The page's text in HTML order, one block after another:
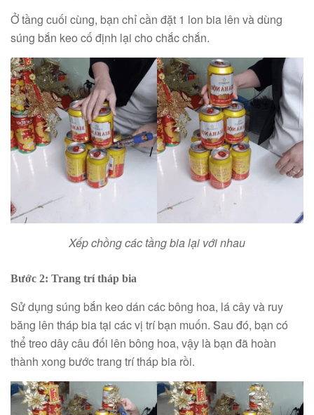
Ở tầng cuối cùng, bạn chỉ cần đặt 1 lon bia lên và dùng
súng bắn keo cố định lại cho chắc chắn.
Xếp chồng các tầng bia lại với nhau
Bước 2: Trang trí tháp bia
Sử dụng súng bắn keo dán các bông hoa, lá cây và ruy
băng lên tháp bia tại các vị trí bạn muốn. Sau đó, bạn có
thể treo dây câu đối lên bông hoa, vậy là bạn đã hoàn
thành xong bước trang trí tháp bia rồi.